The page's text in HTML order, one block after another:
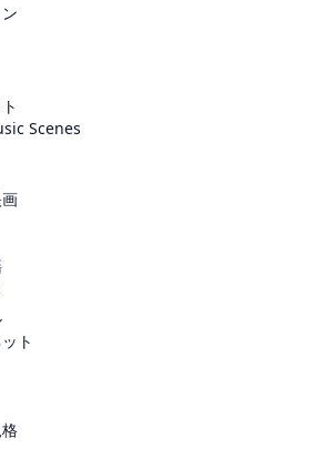
Scenes
ト